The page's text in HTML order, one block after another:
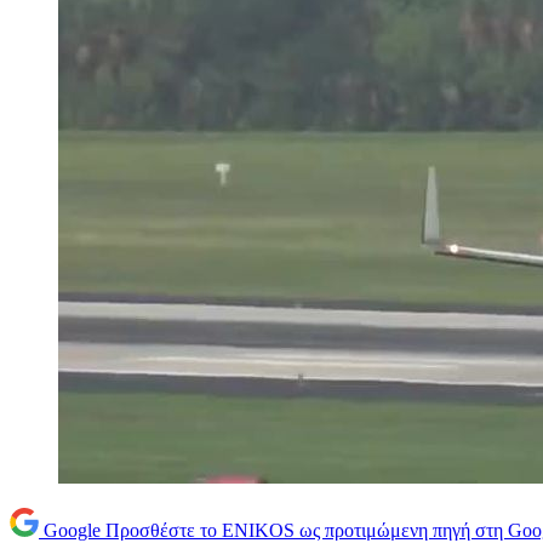
Google Προσθέστε το ENIKOS ως προτιμώμενη πηγή στη